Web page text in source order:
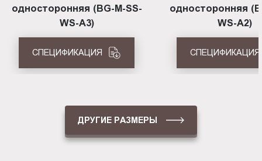
односторонняя (BG-M-SS-
WS-A3)
СПЕЦИФИКАЦИЯ
односторонняя
WS-A2)
СПЕЦИФИКАЦИЯ
ДРУГИЕ РАЗМЕРЫ